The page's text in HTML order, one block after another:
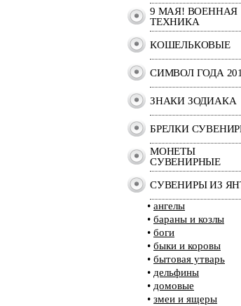
9 МАЯ! ВОЕННАЯ
ТЕХНИКА
КОШЕЛЬКОВЫЕ
СИМВОЛ ГОДА
ЗНАКИ ЗОДИАКА
БРЕЛКИ
МОНЕТЫ
СУВЕНИРНЫЕ
СУВЕНИРЫ ИЗ
• ангелы
• бараны и козлы
• боги
• быки и коровы
• бытовая утварь
• дельфины
• домовые
• змеи и ящеры